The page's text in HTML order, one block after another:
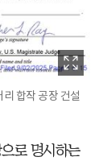
합작 공장 건설
로 명시하는